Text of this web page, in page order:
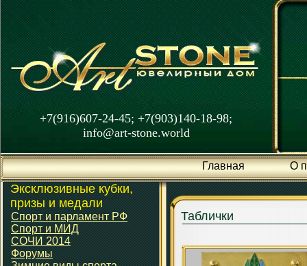
+7(916)607-24-45; +7(903)140-18-98;
info@art-stone.world
Главная О
Эксклюзивные кубки,
призы и медали
Спорт и парламент РФ
Спорт и МИД
СОЧИ 2014
Форумы
Таблички